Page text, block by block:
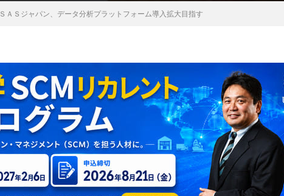
ＳＡＳジャパン、データ分析プラットフォーム導入拡大目指す